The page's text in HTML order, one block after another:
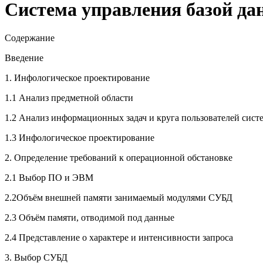
Система управления базой
Содержание
Введение
1. Инфологическое проектирование
1.1 Анализ предметной области
1.2 Анализ информационных задач и круга пользователей
1.3 Инфологическое проектирование
2. Определение требований к операционной обстановке
2.1 Выбор ПО и ЭВМ
2.2Объём внешней памяти занимаемый модулями СУБД
2.3 Объём памяти, отводимой под данные
2.4 Представление о характере и интенсивности запроса
3. Выбор СУБД